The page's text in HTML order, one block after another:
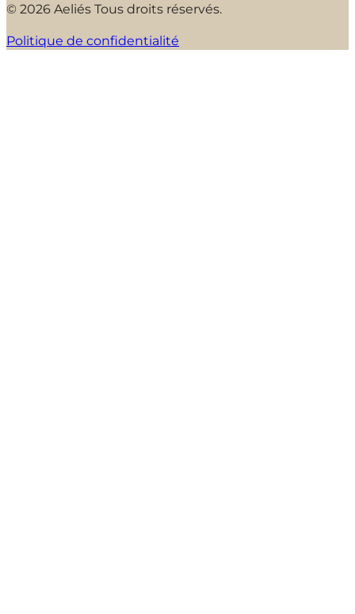
© 2026 Aeliés Tous droits réservés.
Politique de confidentialité